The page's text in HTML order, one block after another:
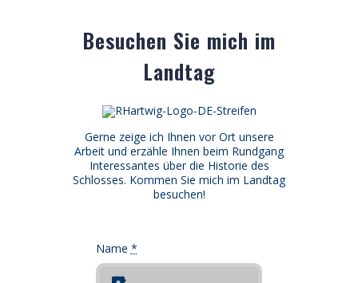
Besuchen Sie mich im
Landtag
Gerne zeige ich Ihnen vor Ort unsere
Arbeit und erzähle Ihnen beim Rundgang
Interessantes über die Historie des
Schlosses. Kommen Sie mich im Landtag
besuchen!
Name *